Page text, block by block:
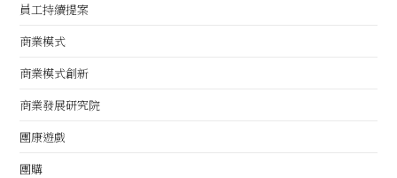
員工持續提案
商業模式
商業模式創新
商業發展研究院
團康遊戲
團購